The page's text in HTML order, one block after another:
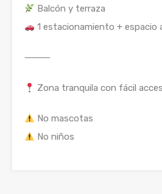
Balcón y terraza
1 estacionamiento + espacio
⸻
Zona tranquila con fácil
No mascotas
No niños